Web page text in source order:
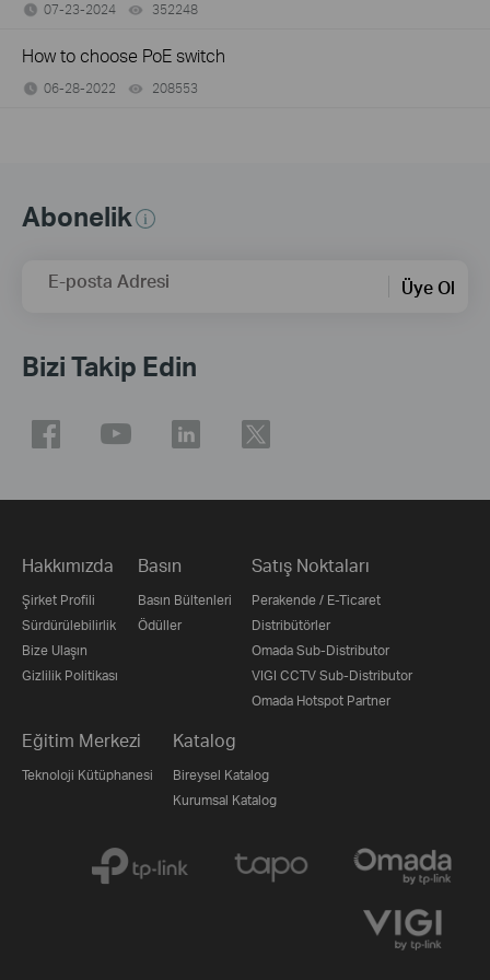
07-23-2024 352248
How to choose PoE switch
06-28-2022 208553
Abonelik
E-posta Adresi Üye Ol
Bizi Takip Edin
Hakkımızda
Şirket Profili
Sürdürülebilirlik
Bize Ulaşın
Gizlilik Politikası
Basın
Basın Bültenleri
Ödüller
Satış Noktaları
Perakende / E-Ticaret
Distribütörler
Omada Sub-Distributor
VIGI CCTV Sub-Distributor
Omada Hotspot Partner
Eğitim Merkezi
Teknoloji Kütüphanesi
Katalog
Bireysel Katalog
Kurumsal Katalog